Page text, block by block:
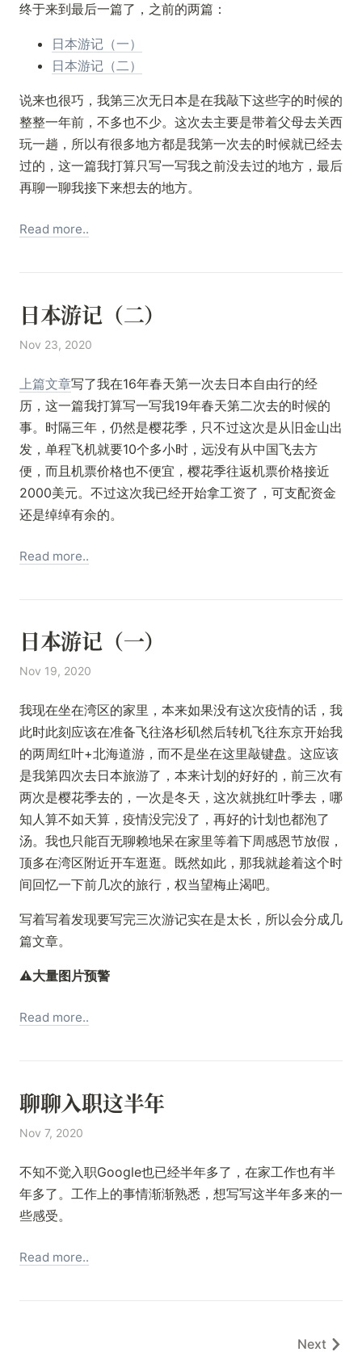
终于来到最后一篇了，之前的两篇：
日本游记（一）
日本游记（二）
说来也很巧，我第三次无日本是在我敲下这些字的时候的
整整一年前，不多也不少。这次去主要是带着父母去关西
玩一趟，所以有很多地方都是我第一次去的时候就已经去
过的，这一篇我打算只写一写我之前没去过的地方，最后
再聊一聊我接下来想去的地方。
Read more..
日本游记（二）
Nov 23, 2020
上篇文章写了我在16年春天第一次去日本自由行的经
历，这一篇我打算写一写我19年春天第二次去的时候的
事。时隔三年，仍然是樱花季，只不过这次是从旧金山出
发，单程飞机就要10个多小时，远没有从中国飞去方
便，而且机票价格也不便宜，樱花季往返机票价格接近
2000美元。不过这次我已经开始拿工资了，可支配资金
还是绰绰有余的。
Read more..
日本游记（一）
Nov 19, 2020
我现在坐在湾区的家里，本来如果没有这次疫情的话，我
此时此刻应该在准备飞往洛杉矶然后转机飞往东京开始我
的两周红叶+北海道游，而不是坐在这里敲键盘。这应该
是我第四次去日本旅游了，本来计划的好好的，前三次有
两次是樱花季去的，一次是冬天，这次就挑红叶季去，哪
知人算不如天算，疫情没完没了，再好的计划也都泡了
汤。我也只能百无聊赖地呆在家里等着下周感恩节放假，
顶多在湾区附近开车逛逛。既然如此，那我就趁着这个时
间回忆一下前几次的旅行，权当望梅止渴吧。
写着写着发现要写完三次游记实在是太长，所以会分成几
篇文章。
⚠️大量图片预警
Read more..
聊聊入职这半年
Nov 7, 2020
不知不觉入职Google也已经半年多了，在家工作也有半
年多了。工作上的事情渐渐熟悉，想写写这半年多来的一
些感受。
Read more..
Next